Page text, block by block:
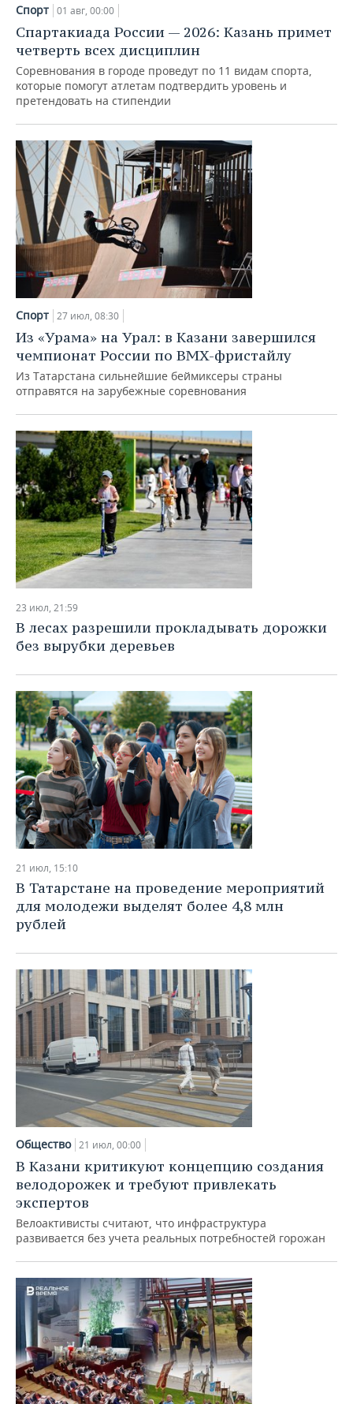
НЕФТЕХИМИЯ
НЕФТЬ
ОПК
РОЗНИЧНАЯ ТОРГОВЛЯ
ТРАНСПОРТ
УСЛУГИ
НОВОСТИ ТЕХНОЛОГИЙ
IT
МЕДИА
ТЕЛЕКОММУНИКАЦИИ
МЕРОПРИЯТИЯ
НОВОСТИ МЕРОПРИЯТИЙ
ВЫЕЗДНАЯ РЕДАКЦИЯ
БИЗНЕС-БРАНЧИ
ONLINE-КОНФЕРЕНЦИИ
ОТКРЫТАЯ ЛЕКЦИЯ
СПОРТ
НОВОСТИ СПОРТА
ФУТБОЛ
ХОККЕЙ
БАСКЕТБОЛ
ВОЛЕЙБОЛ
КИБЕРСПОРТ
ФИГУРНОЕ КАТАНИЕ
ВОДНЫЕ ВИДЫ СПОРТА
ХОККЕЙ С МЯЧОМ
ОБЩЕСТВО
НОВОСТИ ОБЩЕСТВА
ВЛАСТЬ
ИНФРАСТРУКТУРА
ИСТОРИЯ
КУЛЬТУРА
МЕДИЦИНА
ОБРАЗОВАНИЕ
ПРОИСШЕСТВИЯ
ФОТОГАЛЕРЕЯ
СЮЖЕТЫ
СПРАВОЧНИК
СПИСОК ПЕРСОН
СПИСОК КОМПАНИЙ
ПОЛНАЯ ВЕРСИЯ
Спорт 01 авг, 00:00
Спартакиада России — 2026: Казань примет
четверть всех дисциплин
Соревнования в городе проведут по 11 видам спорта,
которые помогут атлетам подтвердить уровень и
претендовать на стипендии
Спорт 27 июл, 08:30
Из «Урама» на Урал: в Казани завершился
чемпионат России по BMX-фристайлу
Из Татарстана сильнейшие беймиксеры страны
отправятся на зарубежные соревнования
23 июл, 21:59
В лесах разрешили прокладывать дорожки
без вырубки деревьев
21 июл, 15:10
В Татарстане на проведение мероприятий
для молодежи выделят более 4,8 млн
рублей
Общество 21 июл, 00:00
В Казани критикуют концепцию создания
велодорожек и требуют привлекать
экспертов
Велоактивисты считают, что инфраструктура
развивается без учета реальных потребностей горожан